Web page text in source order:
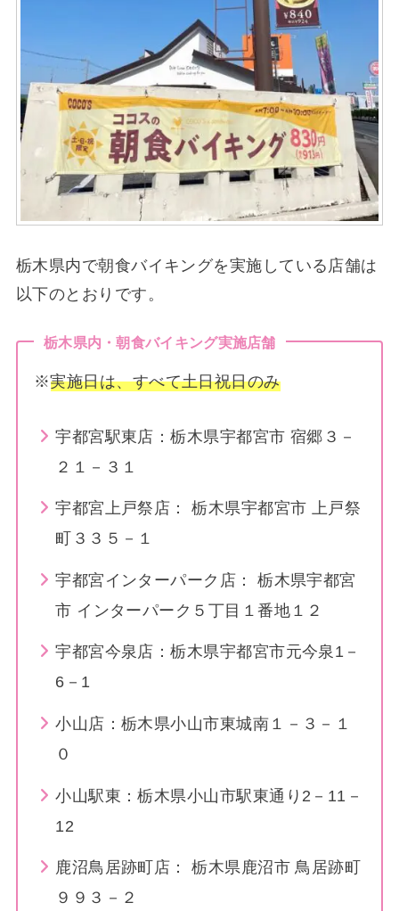
栃木県内で朝食バイキングを実施している店舗は
以下のとおりです。
栃木県内・朝食バイキング実施店舗
※実施日は、すべて土日祝日のみ
宇都宮駅東店：栃木県宇都宮市 宿郷３－
２１－３１
宇都宮上戸祭店： 栃木県宇都宮市 上戸祭
町３３５－１
宇都宮インターパーク店： 栃木県宇都宮
市 インターパーク５丁目１番地１２
宇都宮今泉店：栃木県宇都宮市元今泉1－
6－1
小山店：栃木県小山市東城南１－３－１
０
小山駅東：栃木県小山市駅東通り2－11－
12
鹿沼鳥居跡町店： 栃木県鹿沼市 鳥居跡町
９９３－２